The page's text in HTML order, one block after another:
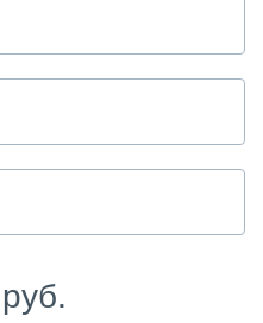
руб.